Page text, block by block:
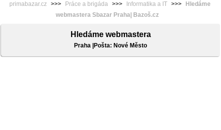
primabazar.cz >>> Práce a brigáda >>> Informatika a IT >>>
Hledáme
webmastera Sbazar Praha| Bazoš.cz
Hledáme webmastera
Praha |Pošta: Nové Město